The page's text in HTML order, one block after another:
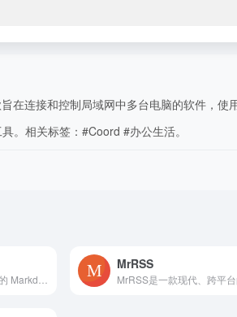
在连接和控制局域网中多台电脑的软件，
。相关标签：#Coord #办公生活。
MrRSS